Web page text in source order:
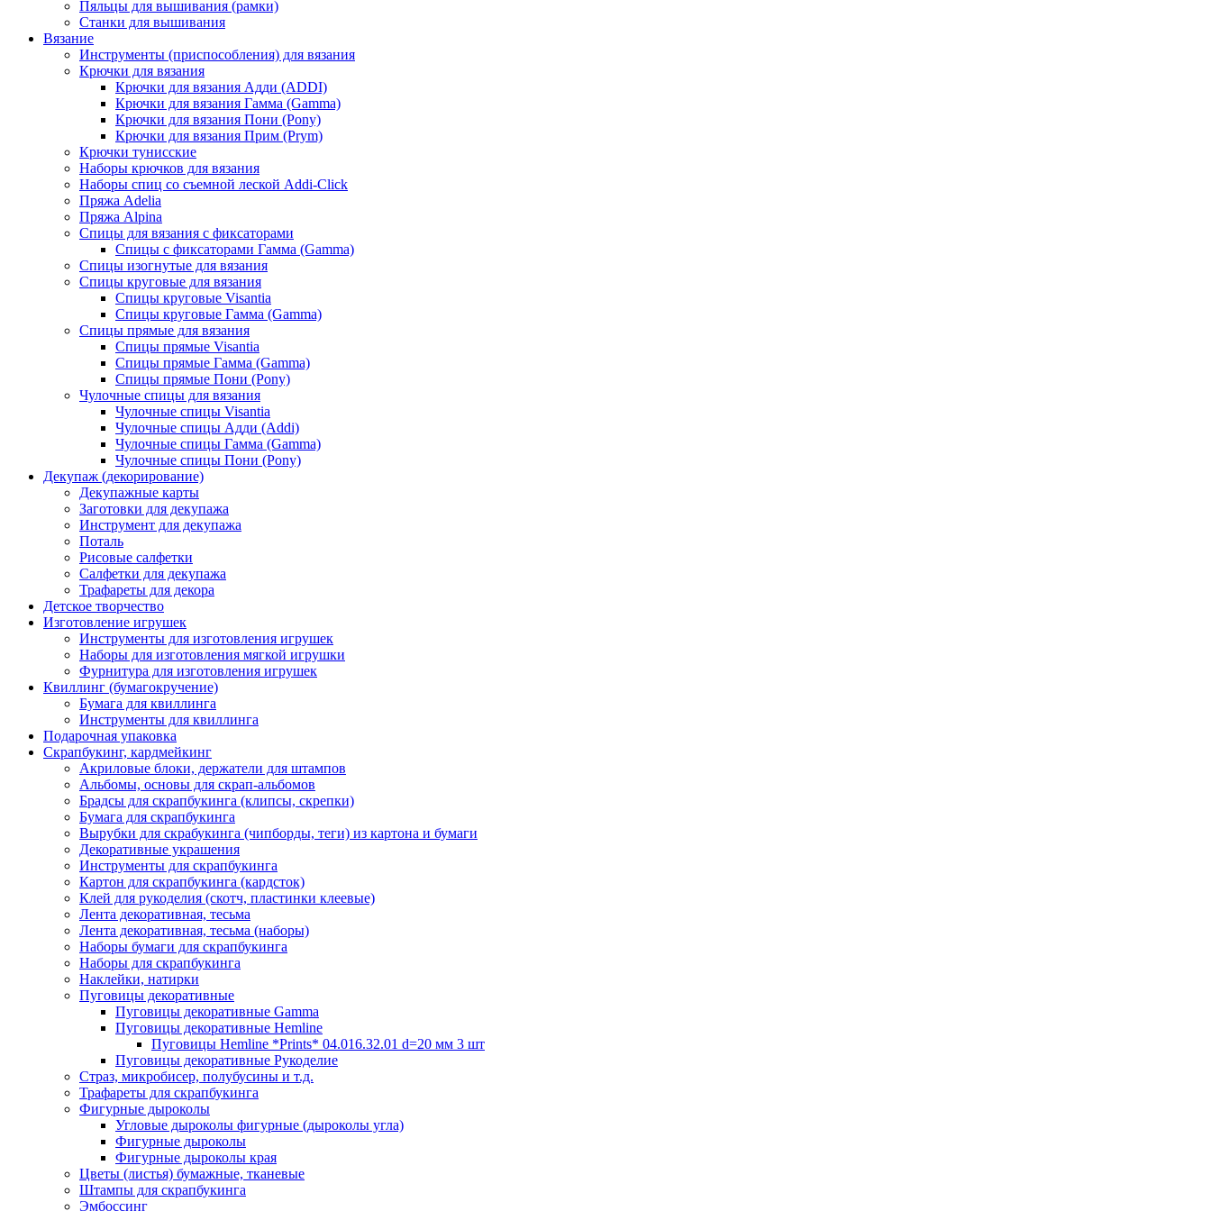
Пяльцы для вышивания (рамки)
Станки для вышивания
Вязание
Инструменты (приспособления) для вязания
Крючки для вязания
Крючки для вязания Адди (ADDI)
Крючки для вязания Гамма (Gamma)
Крючки для вязания Пони (Pony)
Крючки для вязания Прим (Prym)
Крючки тунисские
Наборы крючков для вязания
Наборы спиц со съемной леской Addi-Click
Пряжа Adelia
Пряжа Alpina
Спицы для вязания с фиксаторами
Спицы с фиксаторами Гамма (Gamma)
Спицы изогнутые для вязания
Спицы круговые для вязания
Спицы круговые Visantia
Спицы круговые Гамма (Gamma)
Спицы прямые для вязания
Спицы прямые Visantia
Спицы прямые Гамма (Gamma)
Спицы прямые Пони (Pony)
Чулочные спицы для вязания
Чулочные спицы Visantia
Чулочные спицы Адди (Addi)
Чулочные спицы Гамма (Gamma)
Чулочные спицы Пони (Pony)
Декупаж (декорирование)
Декупажные карты
Заготовки для декупажа
Инструмент для декупажа
Поталь
Рисовые салфетки
Салфетки для декупажа
Трафареты для декора
Детское творчество
Изготовление игрушек
Инструменты для изготовления игрушек
Наборы для изготовления мягкой игрушки
Фурнитура для изготовления игрушек
Квиллинг (бумагокручение)
Бумага для квиллинга
Инструменты для квиллинга
Подарочная упаковка
Скрапбукинг, кардмейкинг
Акриловые блоки, держатели для штампов
Альбомы, основы для скрап-альбомов
Брадсы для скрапбукинга (клипсы, скрепки)
Бумага для скрапбукинга
Вырубки для скрабукинга (чипборды, теги) из картона и бумаги
Декоративные украшения
Инструменты для скрапбукинга
Картон для скрапбукинга (кардсток)
Клей для рукоделия (скотч, пластинки клеевые)
Лента декоративная, тесьма
Лента декоративная, тесьма (наборы)
Наборы бумаги для скрапбукинга
Наборы для скрапбукинга
Наклейки, натирки
Пуговицы декоративные
Пуговицы декоративные Gamma
Пуговицы декоративные Hemline
Пуговицы Hemline *Prints* 04.016.32.01 d=20 мм 3 шт
Пуговицы декоративные Рукоделие
Страз, микробисер, полубусины и т.д.
Трафареты для скрапбукинга
Фигурные дыроколы
Угловые дыроколы фигурные (дыроколы угла)
Фигурные дыроколы
Фигурные дыроколы края
Цветы (листья) бумажные, тканевые
Штампы для скрапбукинга
Эмбоссинг